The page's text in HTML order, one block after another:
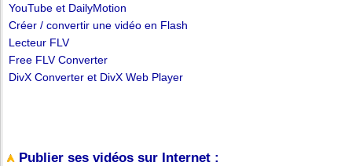
YouTube et DailyMotion
Créer / convertir une vidéo en Flash
Lecteur FLV
Free FLV Converter
DivX Converter et DivX Web Player
Publier ses vidéos sur Internet :